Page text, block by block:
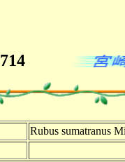
714
Rubus sumatranus